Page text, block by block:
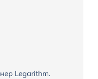
Legarithm.